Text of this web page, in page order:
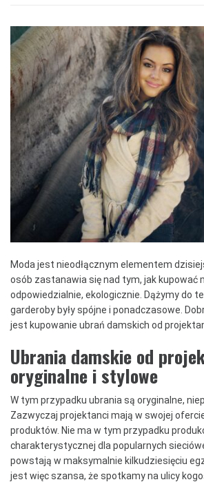
Moda jest nieodłącznym elementem
osób zastanawia się nad tym, jak kupować
odpowiedzialnie, ekologicznie. Dążymy do
garderoby były spójne i ponadczasowe.
jest kupowanie ubrań damskich od
Ubrania damskie od
oryginalne i stylowe
W tym przypadku ubrania są oryginalne,
Zazwyczaj projektanci mają w swojej
produktów. Nie ma w tym przypadku
charakterystycznej dla popularnych
powstają w maksymalnie kilkudziesięciu
jest więc szansa, że spotkamy na ulicy